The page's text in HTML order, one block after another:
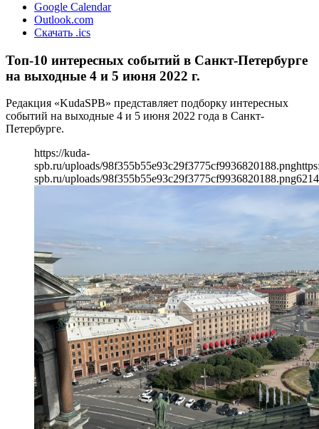
Google Calendar
Outlook.com
Скачать .ics
Топ-10 интересных событий в Санкт-Петербурге
на выходные 4 и 5 июня 2022 г.
Редакция «KudaSPB» представляет подборку интересных
событий на выходные 4 и 5 июня 2022 года в Санкт-
Петербурге.
https://kuda-
spb.ru/uploads/98f355b55e93c29f3775cf9936820188.png
spb.ru/uploads/98f355b55e93c29f3775cf9936820188.png621